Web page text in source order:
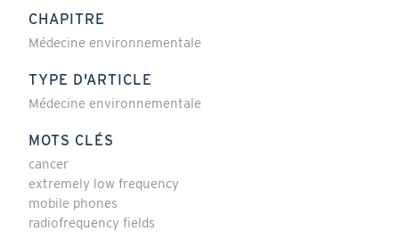
CHAPITRE
Médecine environnementale
TYPE D'ARTICLE
Médecine environnementale
MOTS CLÉS
cancer
extremely low frequency
mobile phones
radiofrequency fields